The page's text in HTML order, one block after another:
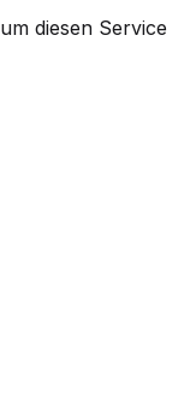
diesen Service